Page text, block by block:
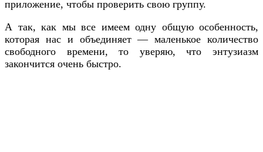
приложение, чтобы проверить свою группу.
А так, как мы все имеем одну общую особенность,
которая нас и объединяет — маленькое количество
свободного времени, то уверяю, что энтузиазм
закончится очень быстро.